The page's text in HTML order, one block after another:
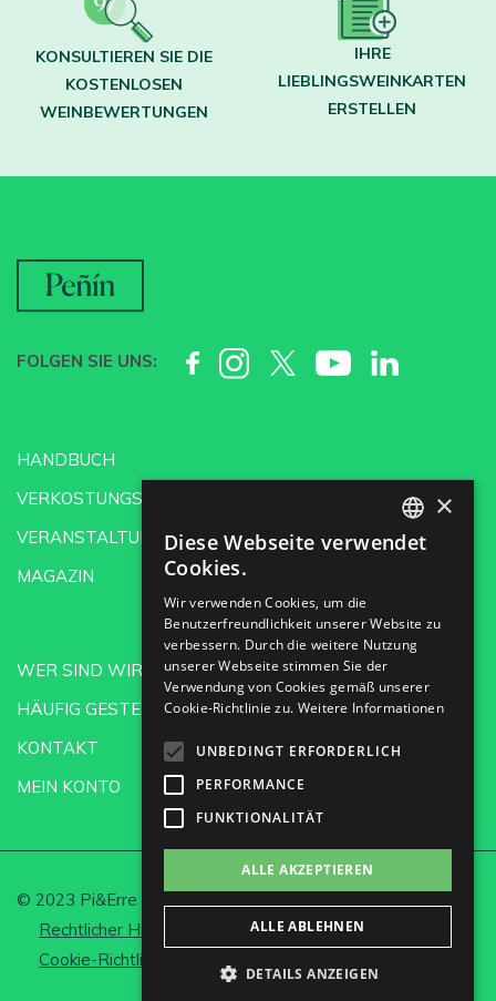
KONSULTIEREN SIE DIE
KOSTENLOSEN
WEINBEWERTUNGEN
IHRE
LIEBLINGSWEINKARTEN
ERSTELLEN
FOLGEN SIE UNS:
HANDBUCH
VERKOSTUNGSSCHULE
VERANSTALTUNGEN
MAGAZIN
WER SIND WIR?
HÄUFIG GESTELLTE FRAGEN
KONTAKT
MEIN KONTO
© 2023 Pi&Erre Comunicación Integral S.L.
Rechtlicher Hinweis und Datenschutz
Cookie-Richtlinie
SPANISH
GERMAN
×
Diese Webseite verwendet
Cookies.
Wir verwenden Cookies, um die
Benutzerfreundlichkeit unserer Website zu
verbessern. Durch die weitere Nutzung
unserer Webseite stimmen Sie der
Verwendung von Cookies gemäß unserer
Cookie-Richtlinie zu. Weitere Informationen
UNBEDINGT ERFORDERLICH
PERFORMANCE
FUNKTIONALITÄT
ALLE AKZEPTIEREN
ALLE ABLEHNEN
DETAILS ANZEIGEN